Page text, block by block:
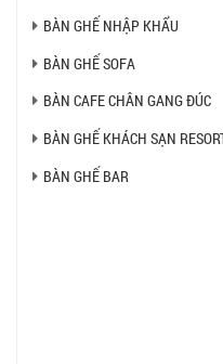
BÀN GHẾ NHẬP KHẨU
BÀN GHẾ SOFA
BÀN CAFE CHÂN GANG ĐÚC
BÀN GHẾ KHÁCH SẠN
BÀN GHẾ BAR